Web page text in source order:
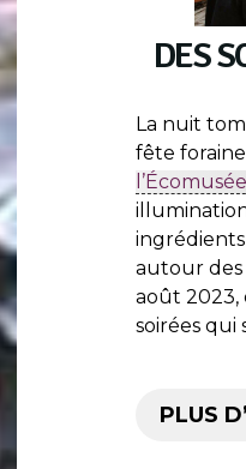
DES
La nuit
fête
autour des
août 2023,
soirées qui
PLUS